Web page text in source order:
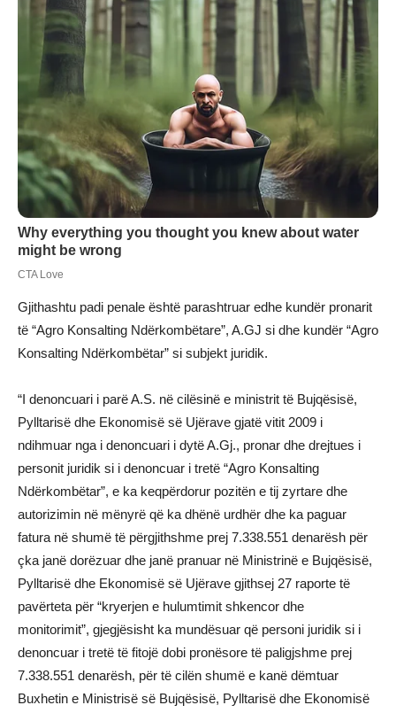
Gjithashtu padi penale është parashtruar edhe kundër pronarit
të “Agro Konsalting Ndërkombëtare”, A.GJ si dhe kundër “Agro
Konsalting Ndërkombëtar” si subjekt juridik.
“I denoncuari i parë A.S. në cilësinë e ministrit të Bujqësisë,
Pylltarisë dhe Ekonomisë së Ujërave gjatë vitit 2009 i
ndihmuar nga i denoncuari i dytë A.Gj., pronar dhe drejtues i
personit juridik si i denoncuar i tretë “Agro Konsalting
Ndërkombëtar”, e ka keqpërdorur pozitën e tij zyrtare dhe
autorizimin në mënyrë që ka dhënë urdhër dhe ka paguar
fatura në shumë të përgjithshme prej 7.338.551 denarësh për
çka janë dorëzuar dhe janë pranuar në Ministrinë e Bujqësisë,
Pylltarisë dhe Ekonomisë së Ujërave gjithsej 27 raporte të
pavërteta për “kryerjen e hulumtimit shkencor dhe
monitorimit”, gjegjësisht ka mundësuar që personi juridik si i
denoncuar i tretë të fitojë dobi pronësore të paligjshme prej
7.338.551 denarësh, për të cilën shumë e kanë dëmtuar
Buxhetin e Ministrisë së Bujqësisë, Pylltarisë dhe Ekonomisë